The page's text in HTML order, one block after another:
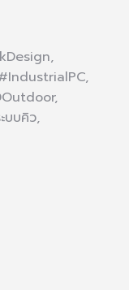
บคิว,